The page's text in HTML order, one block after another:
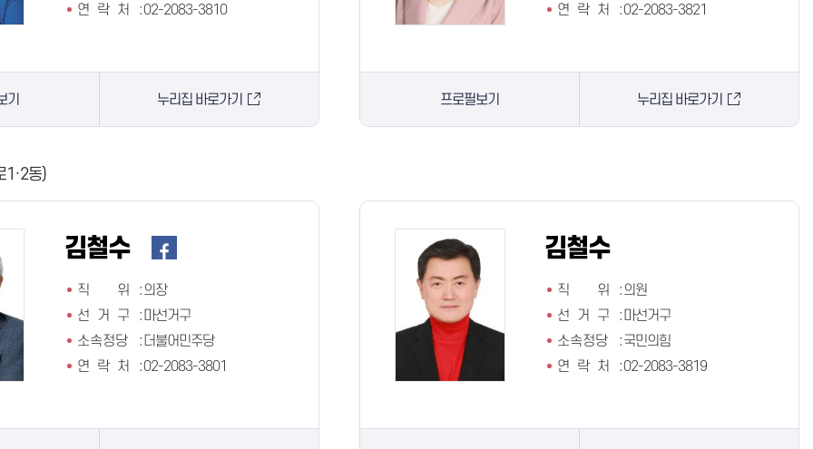
연 락 처
:02-2083-3810
기 누리집 바로가기
연 락 처
:02-2083-3821
프로필보기 누리집 바로가기
1·2동)
김철수
직 위:의장
선 거 구
: 마선거구
소속정당
: 더불어민주당
연 락 처
:02-2083-3801
김철수
직 위:의원
선 거 구
: 마선거구
소속정당
:국민의힘
연 락 처
:02-2083-3819